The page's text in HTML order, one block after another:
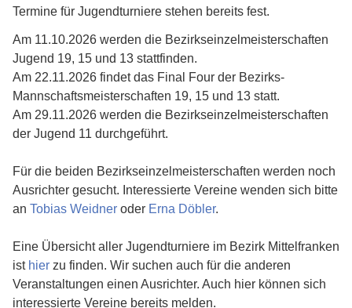
Termine für Jugendturniere stehen bereits fest.
Am 11.10.2026 werden die Bezirkseinzelmeisterschaften
Jugend 19, 15 und 13 stattfinden.
Am 22.11.2026 findet das Final Four der Bezirks-
Mannschaftsmeisterschaften 19, 15 und 13 statt.
Am 29.11.2026 werden die Bezirkseinzelmeisterschaften
der Jugend 11 durchgeführt.
Für die beiden Bezirkseinzelmeisterschaften werden noch
Ausrichter gesucht. Interessierte Vereine wenden sich bitte
an Tobias Weidner oder Erna Döbler.
Eine Übersicht aller Jugendturniere im Bezirk Mittelfranken
ist hier zu finden. Wir suchen auch für die anderen
Veranstaltungen einen Ausrichter. Auch hier können sich
interessierte Vereine bereits melden.